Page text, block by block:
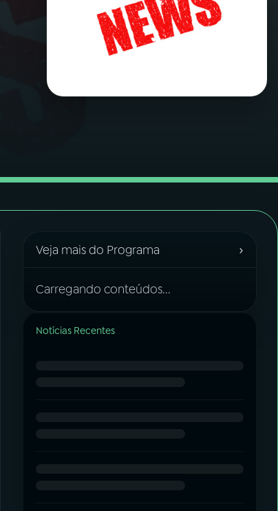
Veja mais do Programa ›
Carregando conteúdos...
Notícias Recentes